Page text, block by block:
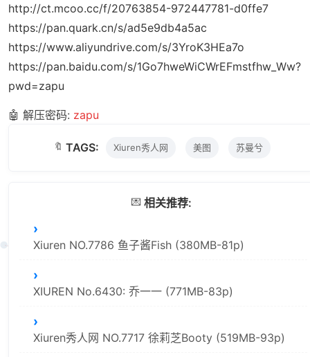
http://ct.mcoo.cc/f/20763854-972447781-d0ffe7
https://pan.quark.cn/s/ad5e9db4a5ac
https://www.aliyundrive.com/s/3YroK3HEa7o
https://pan.baidu.com/s/1Go7hweWiCWrEFmstfhw_Ww?
pwd=zapu
🤖 解压密码: zapu
🔖 TAGS: Xiuren秀人网 美图 苏曼兮
💌 相关推荐:
Xiuren NO.7786 鱼子酱Fish (380MB-81p)
XIUREN No.6430: 乔一一 (771MB-83p)
Xiuren秀人网 NO.7717 徐莉芝Booty (519MB-93p)